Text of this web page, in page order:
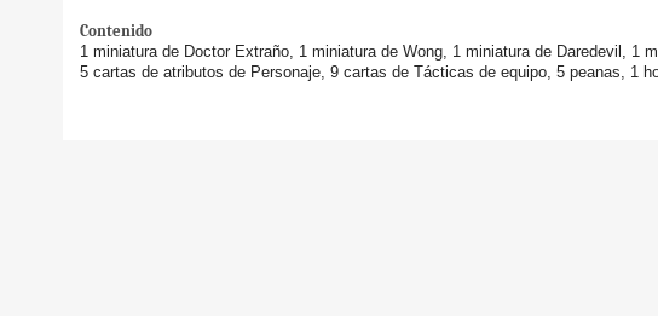
Contenido
1 miniatura de Doctor Extraño, 1 miniatura de Wong, 1 miniatura de Daredevil, 1
5 cartas de atributos de Personaje, 9 cartas de Tácticas de equipo, 5 peanas, 1